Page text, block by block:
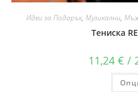
Идеи за Подарък, Музикални,
Тениска
11,24 € /